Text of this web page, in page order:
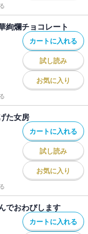
絢爛チョコレート
カートに入れる
試し読み
お気に入り
た女房
カートに入れる
試し読み
お気に入り
でおわびします
カートに入れる